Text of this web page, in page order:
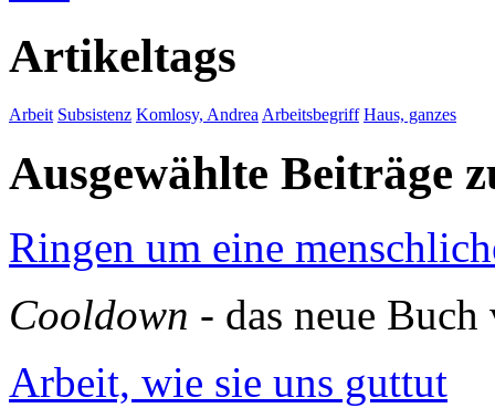
Artikeltags
Arbeit Subsistenz Komlosy, Andrea Arbeitsbegriff Haus, ganzes
Ausgewählte Beiträge
Ringen um eine
Cooldown - das neue
Arbeit, wie sie uns guttut